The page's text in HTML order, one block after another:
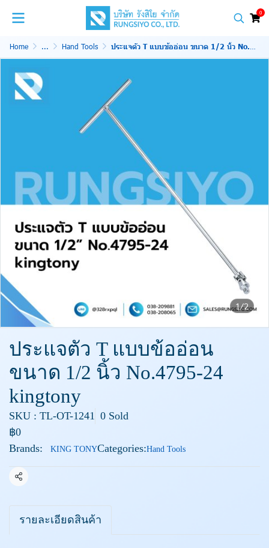
0
Home ... Hand Tools ประแจตัว T แบบข้ออ่อน ขนาด 1/2 นิ้ว No.4795-24 kingtony
1/2
ประแจตัว T แบบข้ออ่อน
ขนาด 1/2 นิ้ว No.4795-24
kingtony
SKU : TL-OT-1241 0 Sold
฿0
Brands:
KING TONYCategories:Hand Tools
Share
รายละเอียดสินค้า